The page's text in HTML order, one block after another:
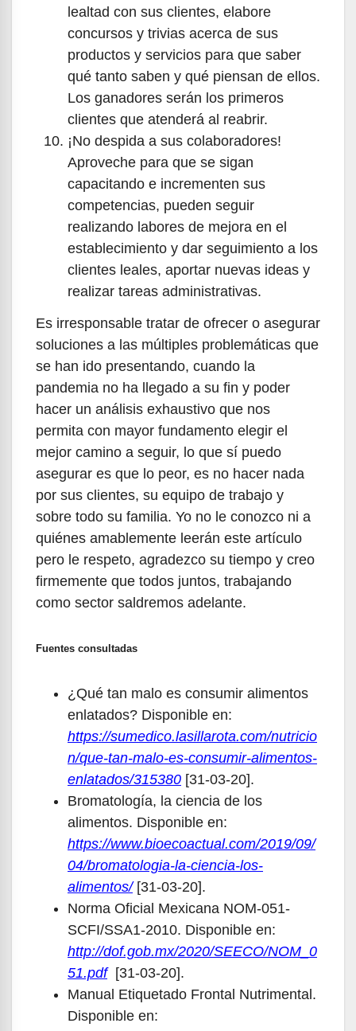
lealtad con sus clientes, elabore
concursos y trivias acerca de sus
productos y servicios para que saber
qué tanto saben y qué piensan de ellos.
Los ganadores serán los primeros
clientes que atenderá al reabrir.
¡No despida a sus colaboradores!
Aproveche para que se sigan
capacitando e incrementen sus
competencias, pueden seguir
realizando labores de mejora en el
establecimiento y dar seguimiento a los
clientes leales, aportar nuevas ideas y
realizar tareas administrativas.
Es irresponsable tratar de ofrecer o asegurar
soluciones a las múltiples problemáticas que
se han ido presentando, cuando la
pandemia no ha llegado a su fin y poder
hacer un análisis exhaustivo que nos
permita con mayor fundamento elegir el
mejor camino a seguir, lo que sí puedo
asegurar es que lo peor, es no hacer nada
por sus clientes, su equipo de trabajo y
sobre todo su familia. Yo no le conozco ni a
quiénes amablemente leerán este artículo
pero le respeto, agradezco su tiempo y creo
firmemente que todos juntos, trabajando
como sector saldremos adelante.
Fuentes consultadas
¿Qué tan malo es consumir alimentos
enlatados? Disponible en:
https://sumedico.lasillarota.com/nutricio
n/que-tan-malo-es-consumir-alimentos-
enlatados/315380 [31-03-20].
Bromatología, la ciencia de los
alimentos. Disponible en:
https://www.bioecoactual.com/2019/09/
04/bromatologia-la-ciencia-los-
alimentos/[31-03-20].
Norma Oficial Mexicana NOM-051-
SCFI/SSA1-2010. Disponible en:
http://dof.gob.mx/2020/SEECO/NOM_0
51.pdf[31-03-20].
Manual Etiquetado Frontal Nutrimental.
Disponible en: